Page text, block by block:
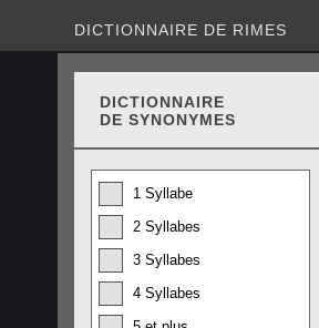
DICTIONNAIRE DE RIMES
DICTIONNAIRE
DE SYNONYMES
1 Syllabe
2 Syllabes
3 Syllabes
4 Syllabes